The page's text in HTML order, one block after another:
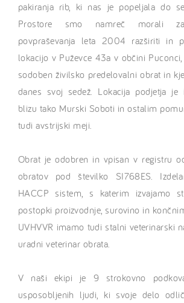
pakiranja rib, ki nas je popeljala do
Prostore smo namreč morali
povpraševanja leta 2004 razširiti in
lokacijo v Puževce 43a v občini
sodoben živilsko predelovalni obrat in
danes svoj sedež. Lokacija podjetja je
blizu tako Murski Soboti in ostalim
tudi avstrijski meji.
Obrat je odobren in vpisan v registru
obratov pod številko SI768ES.
HACCP sistem, s katerim izvajamo
postopki proizvodnje, surovino in
UVHVVR imamo tudi stalni veterinarski
uradni veterinar obrata.
V naši ekipi je 9 strokovno
usposobljenih ljudi, ki svoje delo